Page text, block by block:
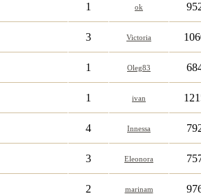
1 ok
3 Victoria
1 Oleg83
1 ivan
4 Innessa
3 Eleonora
2 marinam